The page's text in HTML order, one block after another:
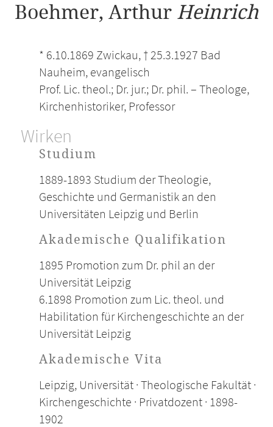
Boehmer, Arthur Heinrich
* 6.10.1869 Zwickau, † 25.3.1927 Bad
Nauheim, evangelisch
Prof. Lic. theol.; Dr. jur.; Dr. phil. – Theologe,
Kirchenhistoriker, Professor
Wirken
Studium
1889-1893 Studium der Theologie,
Geschichte und Germanistik an den
Universitäten Leipzig und Berlin
Akademische Qualifikation
1895 Promotion zum Dr. phil an der
Universität Leipzig
6.1898 Promotion zum Lic. theol. und
Habilitation für Kirchengeschichte an der
Universität Leipzig
Akademische Vita
Leipzig, Universität · Theologische Fakultät ·
Kirchengeschichte · Privatdozent · 1898-
1902